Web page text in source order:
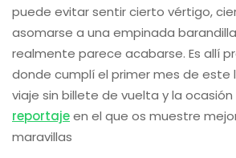
puede evitar sentir cierto vértigo,
asomarse a una empinada
realmente parece acabarse. Es allí
donde cumplí el primer mes de este
viaje sin billete de vuelta y la
reportajeen el que os muestre
maravillas